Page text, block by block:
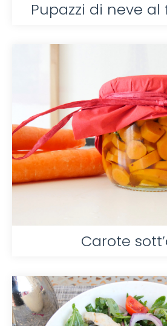
Pupazzi di neve
Carote